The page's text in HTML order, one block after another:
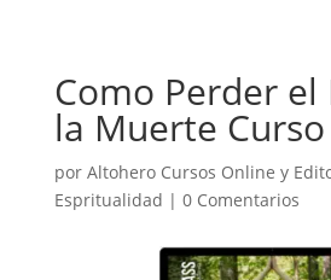
Como Perder el
la Muerte
por Altohero Cursos Online y
Espritualidad | 0 Comentarios